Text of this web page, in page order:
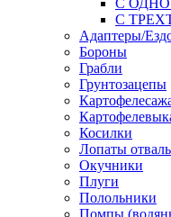
С
С
Адаптеры/
Бороны
Грабли
Грунтозацепы
Косилки
Лопаты
Окучники
Плуги
Полольники
Помпы